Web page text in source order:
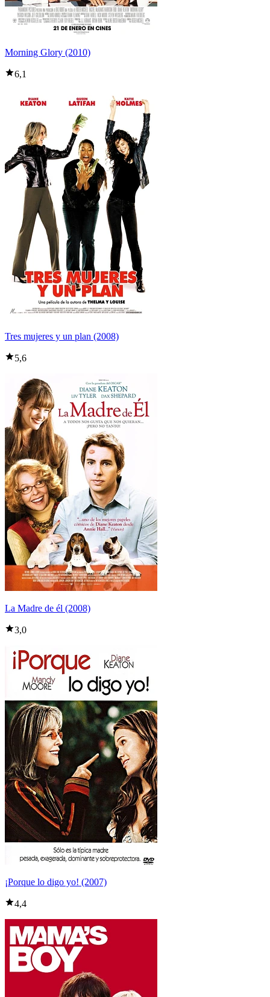
Morning Glory (2010)
6,1
Tres mujeres y un plan (2008)
5,6
La Madre de él (2008)
3,0
¡Porque lo digo yo! (2007)
4,4